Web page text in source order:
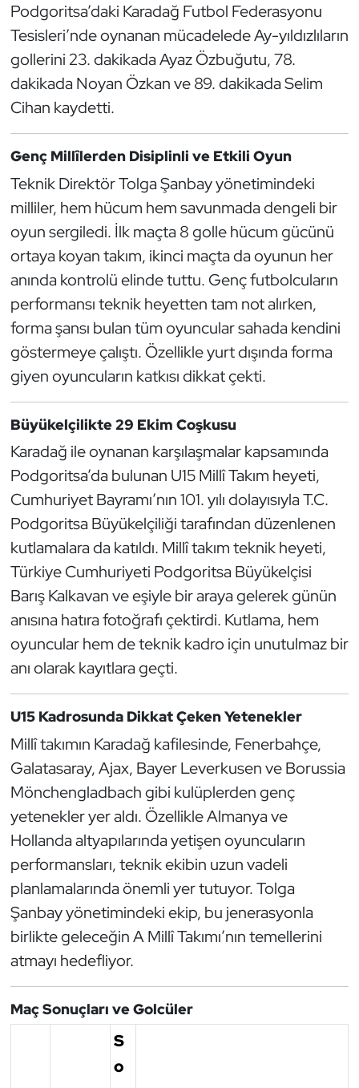
Podgoritsa’daki Karadağ Futbol Federasyonu
Tesisleri’nde oynanan mücadelede Ay-yıldızlıların
gollerini 23. dakikada Ayaz Özbuğutu, 78.
dakikada Noyan Özkan ve 89. dakikada Selim
Cihan kaydetti.
Genç Millîlerden Disiplinli ve Etkili Oyun
Teknik Direktör Tolga Şanbay yönetimindeki
milliler, hem hücum hem savunmada dengeli bir
oyun sergiledi. İlk maçta 8 golle hücum gücünü
ortaya koyan takım, ikinci maçta da oyunun her
anında kontrolü elinde tuttu. Genç futbolcuların
performansı teknik heyetten tam not alırken,
forma şansı bulan tüm oyuncular sahada kendini
göstermeye çalıştı. Özellikle yurt dışında forma
giyen oyuncuların katkısı dikkat çekti.
Büyükelçilikte 29 Ekim Coşkusu
Karadağ ile oynanan karşılaşmalar kapsamında
Podgoritsa’da bulunan U15 Millî Takım heyeti,
Cumhuriyet Bayramı’nın 101. yılı dolayısıyla T.C.
Podgoritsa Büyükelçiliği tarafından düzenlenen
kutlamalara da katıldı. Millî takım teknik heyeti,
Türkiye Cumhuriyeti Podgoritsa Büyükelçisi
Barış Kalkavan ve eşiyle bir araya gelerek günün
anısına hatıra fotoğrafı çektirdi. Kutlama, hem
oyuncular hem de teknik kadro için unutulmaz bir
anı olarak kayıtlara geçti.
U15 Kadrosunda Dikkat Çeken Yetenekler
Millî takımın Karadağ kafilesinde, Fenerbahçe,
Galatasaray, Ajax, Bayer Leverkusen ve Borussia
Mönchengladbach gibi kulüplerden genç
yetenekler yer aldı. Özellikle Almanya ve
Hollanda altyapılarında yetişen oyuncuların
performansları, teknik ekibin uzun vadeli
planlamalarında önemli yer tutuyor. Tolga
Şanbay yönetimindeki ekip, bu jenerasyonla
birlikte geleceğin A Millî Takımı’nın temellerini
atmayı hedefliyor.
Maç Sonuçları ve Golcüler
S
o
Güreş
Halter
Hava Sporları
Hentbol
İşitme Engelli Sporcular
Judo ve Kuraş
Kano ve Rafting
Karate
Kayak
Kempo
Kick Boks
Kürek
Masa Tenisi
Modern Pentatlon
Motor Sporları
Muay Thai
Okçuluk
Optimist
Oryantiring
Özel Sporcular
Paralimpik
Ragbi
Satranç
Su Topu